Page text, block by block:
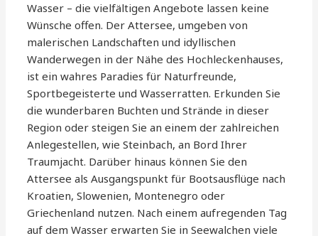
Wasser – die vielfältigen Angebote lassen keine
Wünsche offen. Der Attersee, umgeben von
malerischen Landschaften und idyllischen
Wanderwegen in der Nähe des Hochleckenhauses,
ist ein wahres Paradies für Naturfreunde,
Sportbegeisterte und Wasserratten. Erkunden Sie
die wunderbaren Buchten und Strände in dieser
Region oder steigen Sie an einem der zahlreichen
Anlegestellen, wie Steinbach, an Bord Ihrer
Traumjacht. Darüber hinaus können Sie den
Attersee als Ausgangspunkt für Bootsausflüge nach
Kroatien, Slowenien, Montenegro oder
Griechenland nutzen. Nach einem aufregenden Tag
auf dem Wasser erwarten Sie in Seewalchen viele